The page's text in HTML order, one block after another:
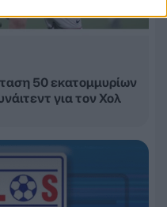
50 εκατομμυρίων
για τον Χολ